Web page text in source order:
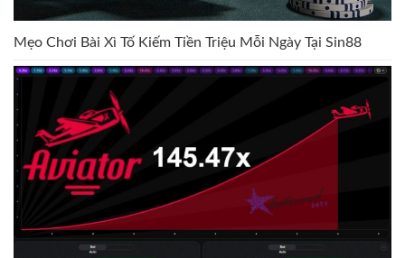
Mẹo Chơi Bài Xì Tố Kiếm Tiền Triệu Mỗi Ngày Tại Sin88